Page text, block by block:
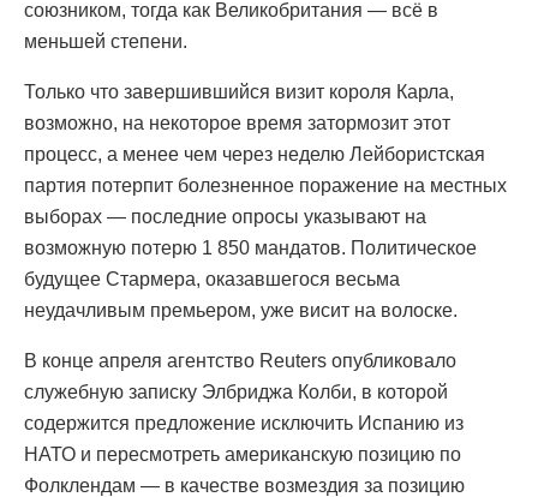
союзником, тогда как Великобритания — всё в
меньшей степени.
Только что завершившийся визит короля Карла,
возможно, на некоторое время затормозит этот
процесс, а менее чем через неделю Лейбористская
партия потерпит болезненное поражение на местных
выборах — последние опросы указывают на
возможную потерю 1 850 мандатов. Политическое
будущее Стармера, оказавшегося весьма
неудачливым премьером, уже висит на волоске.
В конце апреля агентство Reuters опубликовало
служебную записку Элбриджа Колби, в которой
содержится предложение исключить Испанию из
НАТО и пересмотреть американскую позицию по
Фолклендам — в качестве возмездия за позицию